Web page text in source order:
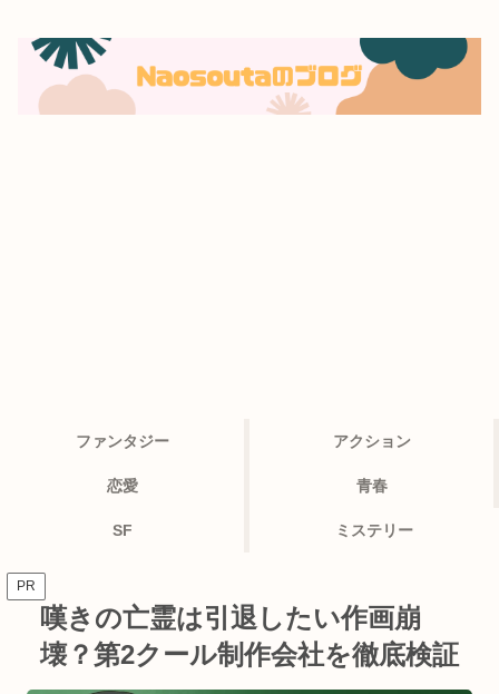
ファンタジー アクション
恋愛 青春
SF ミステリー
PR
嘆きの亡霊は引退したい作画崩
壊？第2クール制作会社を徹底検証